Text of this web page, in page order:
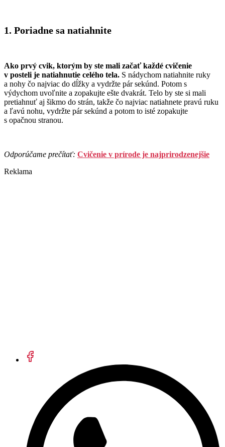
1. Poriadne sa natiahnite
Ako prvý cvik, ktorým by ste mali začať každé cvičenie
v posteli je natiahnutie celého tela. S nádychom natiahnite ruky
a nohy čo najviac do dĺžky a vydržte pár sekúnd. Potom s
výdychom uvoľnite a zopakujte ešte dvakrát. Telo by ste si mali
pretiahnuť aj šikmo do strán, takže čo najviac natiahnete pravú ruku
a ľavú nohu, vydržte pár sekúnd a potom to isté zopakujte
s opačnou stranou.
Odporúčame prečítať: Cvičenie v prírode je najprirodzenejšie
Reklama